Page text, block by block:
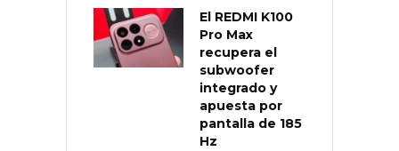
El REDMI K100
Pro Max
recupera el
subwoofer
integrado y
apuesta por
pantalla de 185
Hz